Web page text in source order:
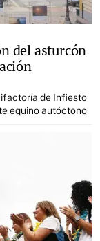
del asturcón
de Infiesto
equino autóctono